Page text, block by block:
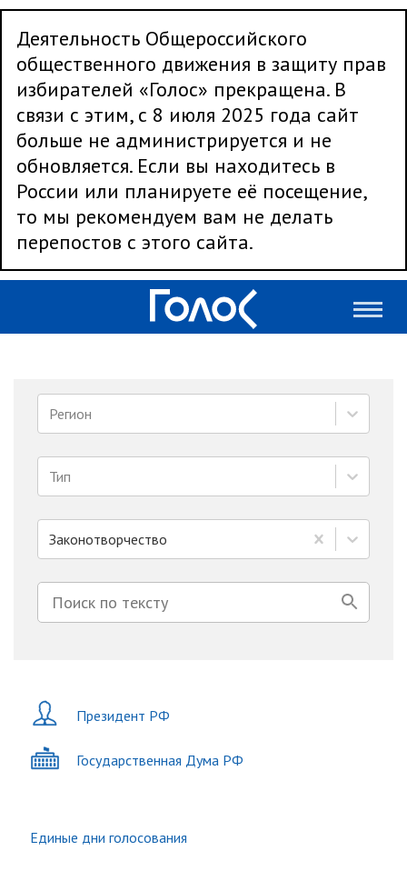
Деятельность Общероссийского
общественного движения в защиту прав
избирателей «Голос» прекращена. В
связи с этим, с 8 июля 2025 года сайт
больше не администрируется и не
обновляется. Если вы находитесь в
России или планируете её посещение,
то мы рекомендуем вам не делать
перепостов с этого сайта.
Регион
Тип
Законотворчество
Президент РФ
Государственная Дума РФ
Единые дни голосования